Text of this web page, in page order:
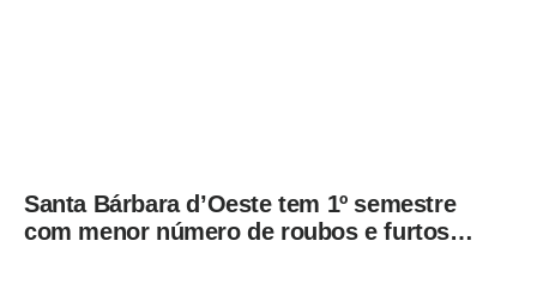
Santa Bárbara d’Oeste tem 1º semestre
com menor número de roubos e furtos